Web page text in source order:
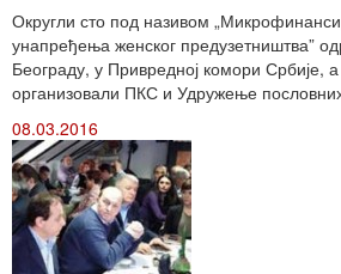
Округли сто под називом
унапређења женског предузетништва”
Београду, у Привредној комори Србије,
организовали ПКС и Удружење
08.03.2016